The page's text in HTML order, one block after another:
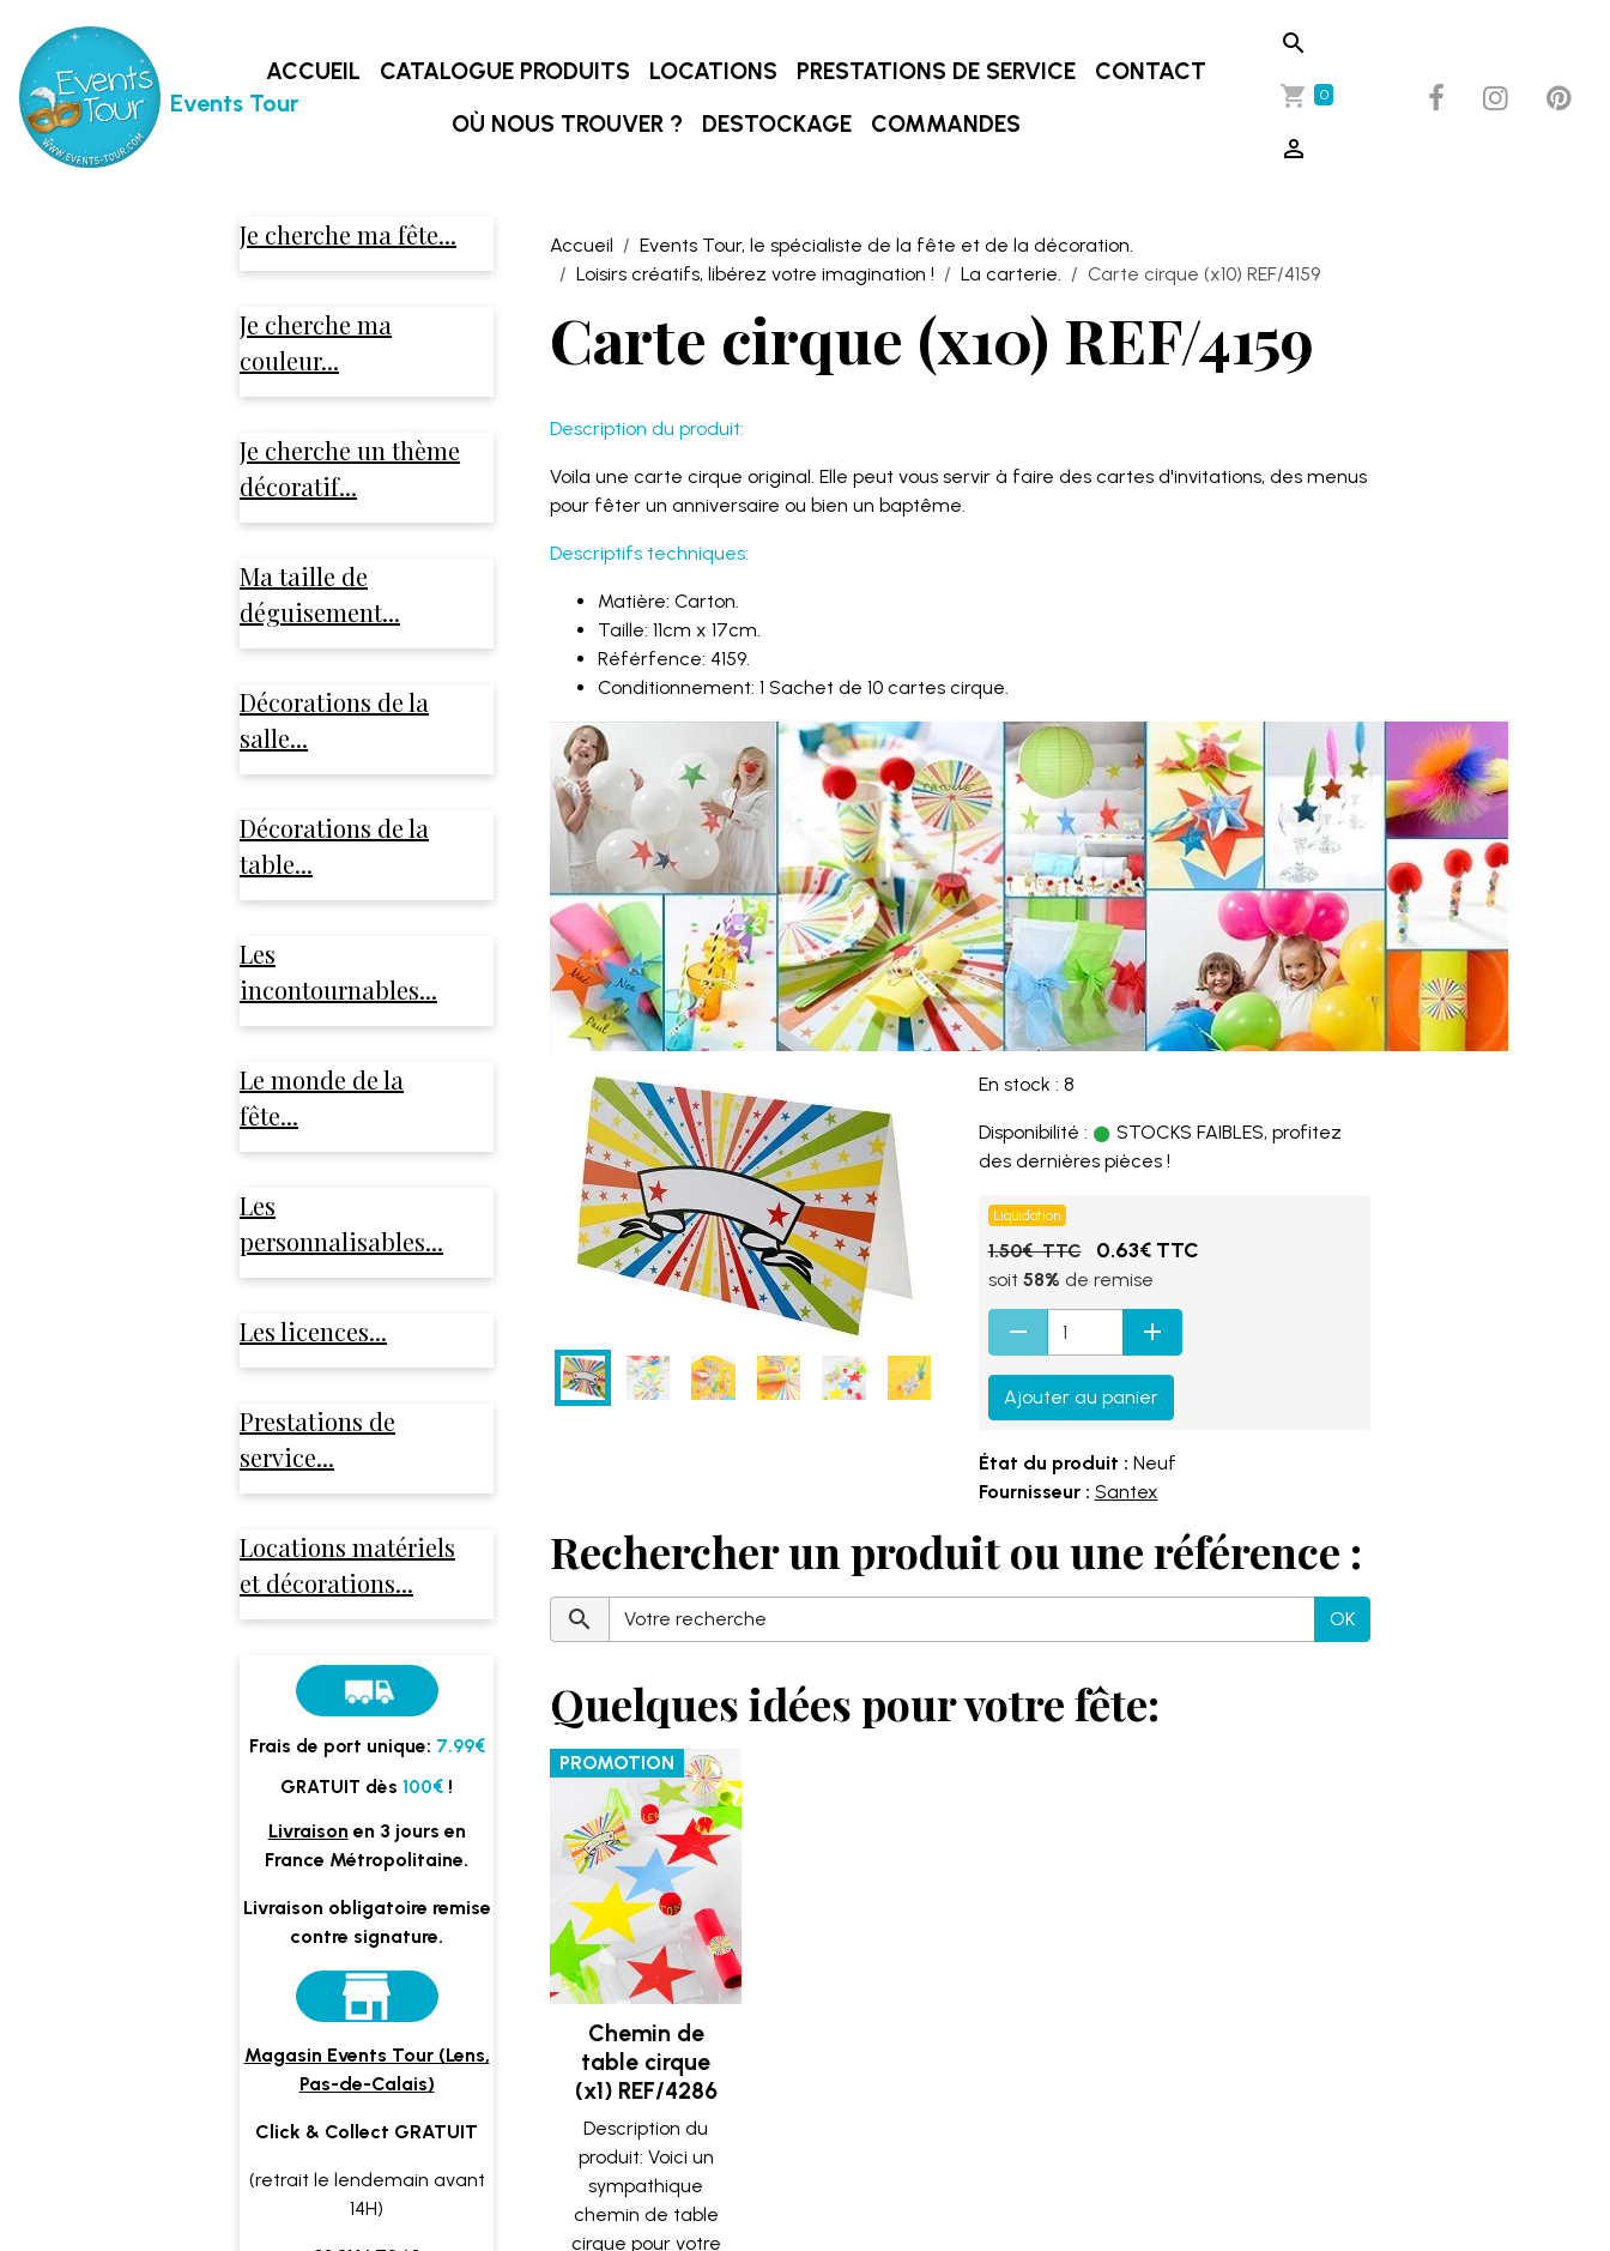
Events Tour
ACCUEIL CATALOGUE PRODUITS LOCATIONS PRESTATIONS DE SERVICE
CONTACT
OÙ NOUS TROUVER ?
DESTOCKAGE COMMANDES
0
Accueil
Events Tour, le spécialiste de la fête et de la décoration.
Loisirs créatifs, libérez votre imagination !
La carterie. Carte cirque (x10) REF/4159
Carte cirque (x10) REF/4159
Description du produit:
Voila une carte cirque original. Elle peut vous servir à faire des cartes d'invitations, des menus
pour fêter un anniversaire ou bien un baptême.
Descriptifs techniques:
Matière: Carton.
Taille: 11cm x 17cm.
Référfence: 4159.
Conditionnement: 1 Sachet de 10 cartes cirque.
En stock : 8
Disponibilité :
STOCKS FAIBLES, profitez
des dernières pièces !
Liquidation
1.50€ TTC 0.63€ TTC
soit 58% de remise
Ajouter au panier
État du produit : Neuf
Fournisseur : Santex
Rechercher un produit ou une référence :
OK
Quelques idées pour votre fête:
PROMOTION
Chemin de
table cirque
(x1) REF/4286
Description du
produit: Voici un
sympathique
chemin de table
cirque pour votre
Je cherche ma fête...
Je cherche ma
couleur...
Je cherche un thème
décoratif...
Ma taille de
déguisement...
Décorations de la
salle...
Décorations de la
table...
Les
incontournables...
Le monde de la
fête...
Les
personnalisables...
Les licences...
Prestations de
service...
Locations matériels
et décorations...
Frais de port unique: 7.99€
GRATUIT dès 100€ !
Livraison en 3 jours en
France Métropolitaine.
Livraison obligatoire remise
contre signature.
Magasin Events Tour (Lens,
Pas-de-Calais)
Click & Collect GRATUIT
(retrait le lendemain avant
14H)